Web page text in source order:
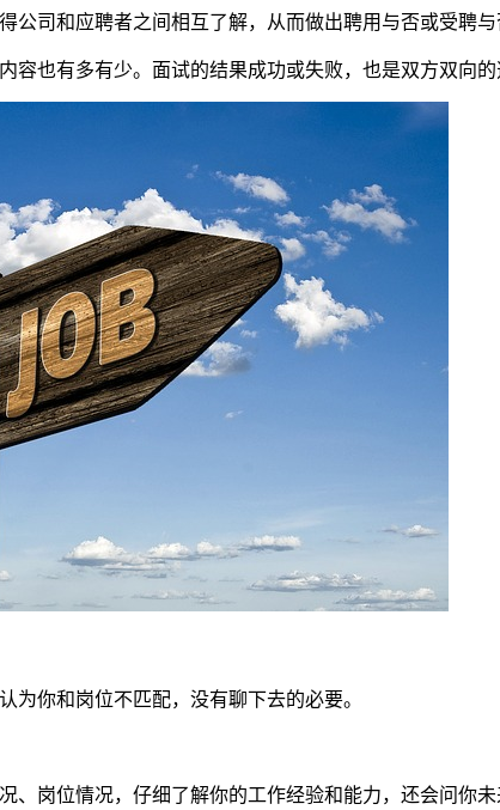
公司和应聘者之间相互了解，从而做出聘用与否或受聘与
容也有多有少。面试的结果成功或失败，也是双方双向
为你和岗位不匹配，没有聊下去的必要。
、岗位情况，仔细了解你的工作经验和能力，还会问你